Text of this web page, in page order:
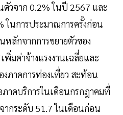
ตัวจาก 0.2% ในปี 2567 และ
ในการประมาณการครั้งก่อน
ลักจากการขยายตัวของ
พิ่มค่าจ้างแรงงานเฉลี่ยและ
งภาคการท่องเที่ยว สะท้อน
าคบริการในเดือนกรกฎาคมที่
กระดับ 51.7 ในเดือนก่อน